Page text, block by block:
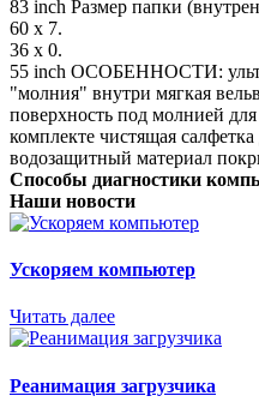
83 inch Размер папки
60 x 7.
36 x 0.
55 inch ОСОБЕННОСТИ:
"молния" внутри мягкая
поверхность под молнией
комплекте чистящая
водозащитный материал
Способы диагностики
Наши новости
Ускоряем компьютер
Читать далее
Реанимация загрузчика